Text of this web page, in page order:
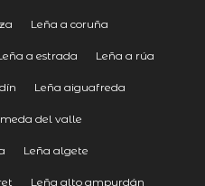
Leña a coruña
a estrada Leña a rúa
Leña aiguafreda
del valle
Leña algete
Leña alto ampurdán